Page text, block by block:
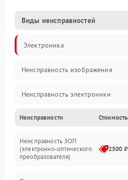
Виды неисправностей
Электроника
Неисправность изображения
Неисправность электроники
Механические повреждения
Неисправность управления
Неисправности Стоимость
Неисправность ЭОП
(электронно-оптического
преобразователя)
2500 ₽